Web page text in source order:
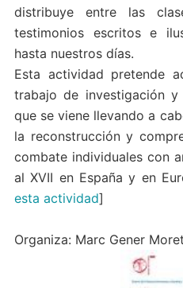
distribuye entre las
testimonios escritos e
hasta nuestros días.
Esta actividad pretende
trabajo de investigación y
que se viene llevando a
la reconstrucción y
combate individuales con
al XVII en España y en
esta actividad]
Organiza: Marc Gener